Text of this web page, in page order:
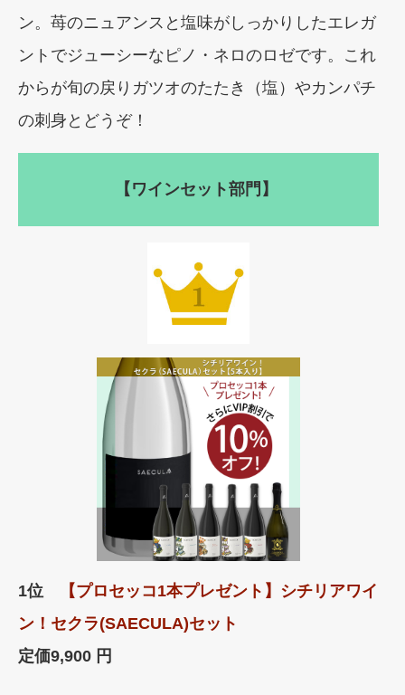
ン。苺のニュアンスと塩味がしっかりしたエレガ
ントでジューシーなピノ・ネロのロゼです。これ
からが旬の戻りガツオのたたき（塩）やカンパチ
の刺身とどうぞ！
【ワインセット部門】
1位
【プロセッコ1本プレゼント】シチリアワイ
ン！セクラ(SAECULA)セット
定価9,900 円